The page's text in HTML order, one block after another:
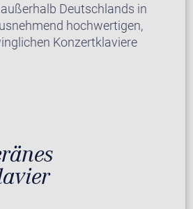
Deutschlands in
hochwertigen,
Konzertklaviere